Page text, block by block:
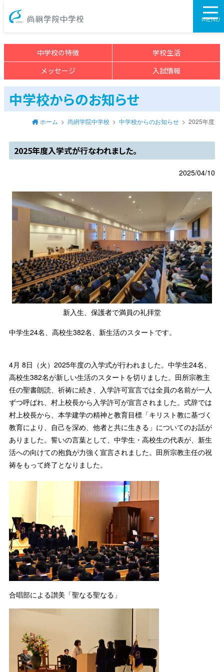
MENU
中学校の特徴
学校生活
メッセージ
入試情報
中学校からのお知らせ
ホーム 尚絅学院中学校 中学校からのお知らせ 2025年度入
2025年度入学式が行なわれました。
2025/04/10
新入生、保護者で満員の礼拝堂
中学生24名、高校生382名、新生活のスタートです。
4月 8日（火）2025年度の入学式が行われました。中学生24名、
高校生382名が新しい生活のスタートを切りました。田所宗教主
任の聖書朗読、祈祷に続き、入学許可宣言では全員の名前が一人
ずつ呼ばれ、村上校長から入学許可が宣言されました。式辞では
村上校長から、本学建学の精神と教育目標「キリスト教に基づく
教育により、自己を深め、他者と共に生きる」についてのお話が
ありました。誓いの言葉として、中学生・高校生の代表が、新生
活への向けての抱負が力強く宣言されました。田所宗教主任の祝
祷をもって終了となりました。
合唱部による讃美「聖なる聖なる」